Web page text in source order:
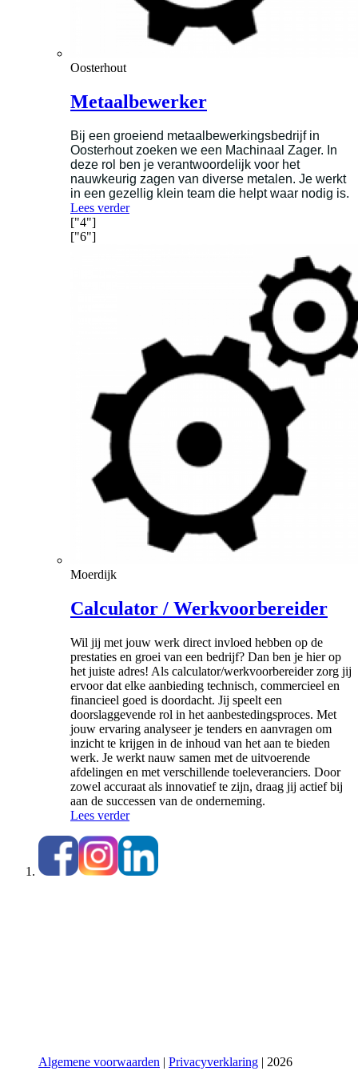
Oosterhout
Metaalbewerker
Bij een groeiend metaalbewerkingsbedrijf in
Oosterhout zoeken we een Machinaal Zager. In
deze rol ben je verantwoordelijk voor het
nauwkeurig zagen van diverse metalen. Je werkt
in een gezellig klein team die helpt waar nodig is.
Lees verder
["4"]
["6"]
Moerdijk
Calculator / Werkvoorbereider
Wil jij met jouw werk direct invloed hebben op de
prestaties en groei van een bedrijf? Dan ben je hier op
het juiste adres! Als calculator/werkvoorbereider zorg jij
ervoor dat elke aanbieding technisch, commercieel en
financieel goed is doordacht. Jij speelt een
doorslaggevende rol in het aanbestedingsproces. Met
jouw ervaring analyseer je tenders en aanvragen om
inzicht te krijgen in de inhoud van het aan te bieden
werk. Je werkt nauw samen met de uitvoerende
afdelingen en met verschillende toeleveranciers. Door
zowel accuraat als innovatief te zijn, draag jij actief bij
aan de successen van de onderneming.
Lees verder
Algemene voorwaarden Privacyverklaring | 2026